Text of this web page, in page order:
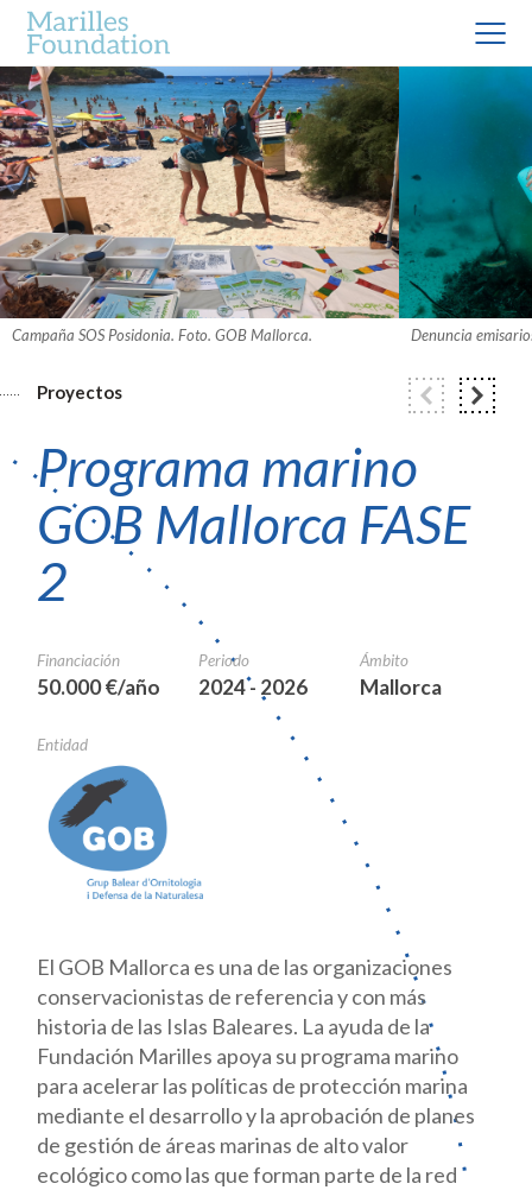
Campaña SOS Posidonia. Foto. GOB Mallorca. Denuncia
Proyectos
Programa marino
GOB Mallorca FASE
2
Financiación
50.000 €/año
Periodo
2024 - 2026
Ámbito
Mallorca
Entidad
El GOB Mallorca es una de las organizaciones
conservacionistas de referencia y con más
historia de las Islas Baleares. La ayuda de la
Fundación Marilles apoya su programa marino
para acelerar las políticas de protección marina
mediante el desarrollo y la aprobación de planes
de gestión de áreas marinas de alto valor
ecológico como las que forman parte de la red